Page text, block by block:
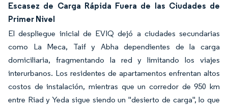
Escasez de Carga Rápida Fuera de las Ciudades de
Primer Nivel
El despliegue inicial de EVIQ dejó a ciudades secundarias
como La Meca, Taif y Abha dependientes de la carga
domiciliaria, fragmentando la red y limitando los viajes
interurbanos. Los residentes de apartamentos enfrentan altos
costos de instalación, mientras que un corredor de 950 km
entre Riad y Yeda sigue siendo un "desierto de carga", lo que